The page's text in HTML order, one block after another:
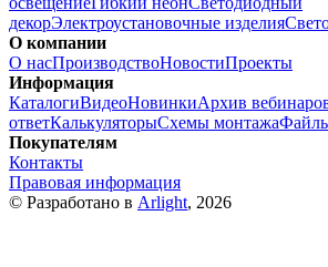
декорЭлектроустановочные изделия
О компании
О насПроизводствоНовостиПроекты
Информация
КаталогиВидеоНовинкиАрхив
ответКалькуляторыСхемы монтажа
Покупателям
Контакты
Правовая информация
© Разработано в Arlight, 2026